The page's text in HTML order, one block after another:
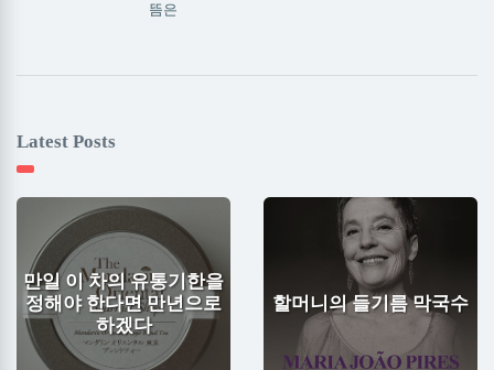
뜸은
Latest Posts
만일 이 차의 유통기한을
정해야 한다면 만년으로
하겠다
할머니의 들기름 막국수